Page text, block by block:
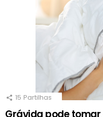
15 Partilhas
Grávida pode